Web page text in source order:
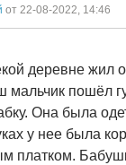
от 22-08-2022, 14:46
деревне жил
пошёл
Она была
у нее была
платком.